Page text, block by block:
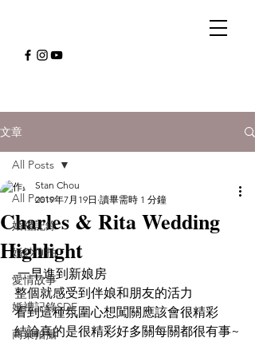
文章
All Posts
婚禮記錄
婚紗側拍
愛情故事
婚禮記錄SDE
商業拍攝
All Posts
Charles & Rita Wedding
Highlight
Stan Chou
2019年7月19日 讀畢需時 1 分鐘
一早進到新娘房
整個就感受到伴娘和朋友的活力
看到這種氛圍心想闖關應該會很精彩
結論真的是很精彩好多關每關都很有事~